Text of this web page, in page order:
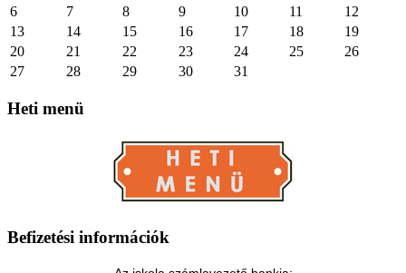
6
7 8 9 10 11
12
13
14 15 16 17 18
19
20
21 22 23 24 25
26
27
28 29 30 31
Heti menü
Befizetési információk